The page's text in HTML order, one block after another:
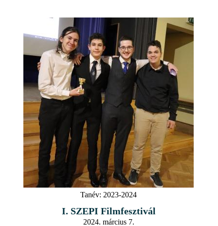
Tanév: 2023-2024
I. SZEPI Filmfesztivál
2024. március 7.